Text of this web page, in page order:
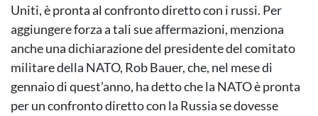
Uniti, è pronta al confronto diretto con i russi. Per
aggiungere forza a tali sue affermazioni, menziona
anche una dichiarazione del presidente del comitato
militare della NATO, Rob Bauer, che, nel mese di
gennaio di quest’anno, ha detto che la NATO è pronta
per un confronto diretto con la Russia se dovesse